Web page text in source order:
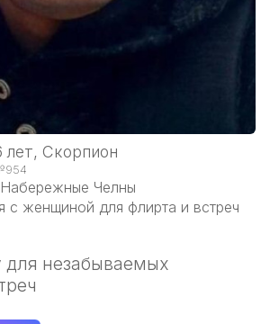
лет, Скорпион
Набережные Челны
с женщиной для флирта и встреч
незабываемых